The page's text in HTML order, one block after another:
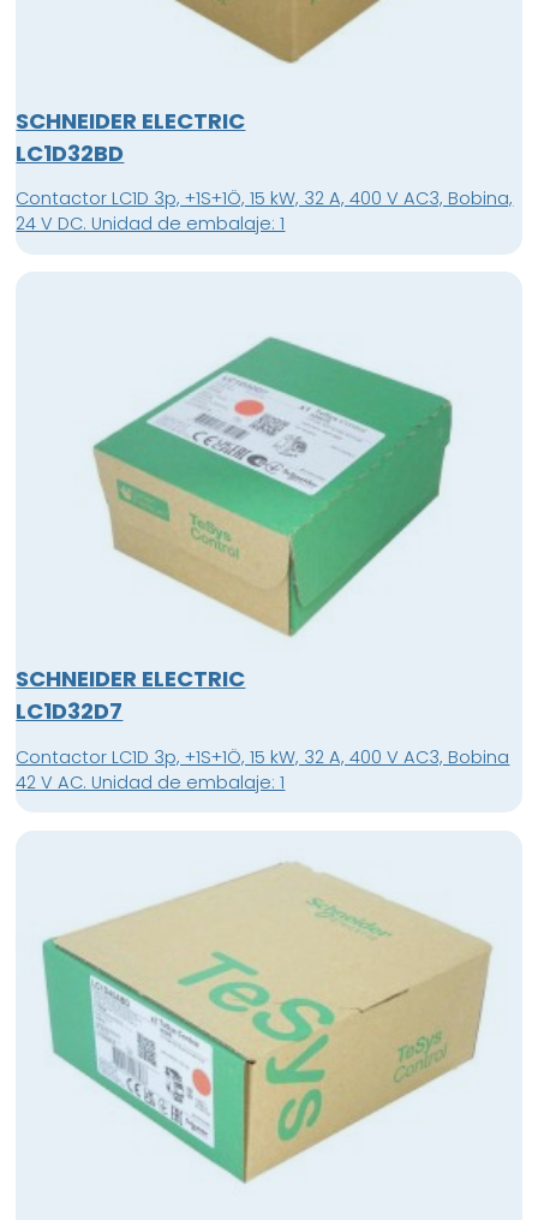
SCHNEIDER ELECTRIC
LC1D32BD
Contactor LC1D 3p, +1S+1Ö, 15 kW, 32 A, 400 V AC3, Bobina,
24 V DC. Unidad de embalaje: 1
SCHNEIDER ELECTRIC
LC1D32D7
Contactor LC1D 3p, +1S+1Ö, 15 kW, 32 A, 400 V AC3, Bobina
42 V AC. Unidad de embalaje: 1